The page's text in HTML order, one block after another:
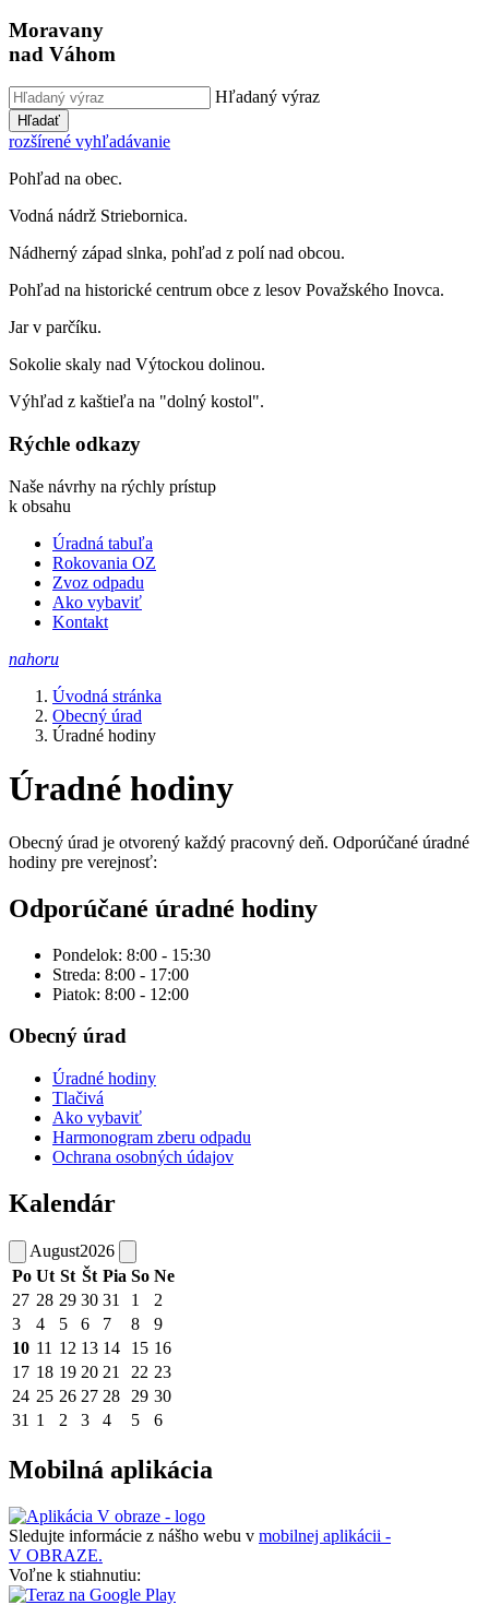
Moravany
nad Váhom
Hľadaný výraz
Hľadať
rozšírené vyhľadávanie
Pohľad na obec.
Vodná nádrž Striebornica.
Nádherný západ slnka, pohľad z polí nad obcou.
Pohľad na historické centrum obce z lesov Považského Inovca.
Jar v parčíku.
Sokolie skaly nad Výtockou dolinou.
Výhľad z kaštieľa na "dolný kostol".
Rýchle odkazy
Naše návrhy na rýchly prístup
k obsahu
Úradná tabuľa
Rokovania OZ
Zvoz odpadu
Ako vybaviť
Kontakt
nahoru
Úvodná stránka
Obecný úrad
Úradné hodiny
Úradné hodiny
Obecný úrad je otvorený každý pracovný deň. Odporúčané úradné
hodiny pre verejnosť:
Odporúčané úradné hodiny
Pondelok: 8:00 - 15:30
Streda: 8:00 - 17:00
Piatok: 8:00 - 12:00
Obecný úrad
Úradné hodiny
Tlačivá
Ako vybaviť
Harmonogram zberu odpadu
Ochrana osobných údajov
Kalendár
August2026
Po Ut St Št Pia So Ne
27 28 29 30 31 1
2
3
4 5 6 7 8
9
10 11 12 13 14 15 16
17 18 19 20 21 22 23
24 25 26 27 28 29 30
31 1 2 3 4 5 6
Mobilná aplikácia
Sledujte informácie z nášho webu v mobilnej aplikácii -
V OBRAZE.
Voľne k stiahnutiu: